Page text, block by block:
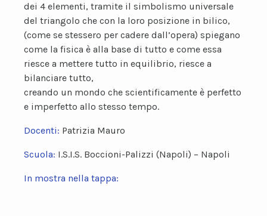
dei 4 elementi, tramite il simbolismo universale
del triangolo che con la loro posizione in bilico,
(come se stessero per cadere dall’opera) spiegano
come la fisica è alla base di tutto e come essa
riesce a mettere tutto in equilibrio, riesce a
bilanciare tutto,
creando un mondo che scientificamente è perfetto
e imperfetto allo stesso tempo.
Docenti: Patrizia Mauro
Scuola: I.S.I.S. Boccioni-Palizzi (Napoli) – Napoli
In mostra nella tappa: